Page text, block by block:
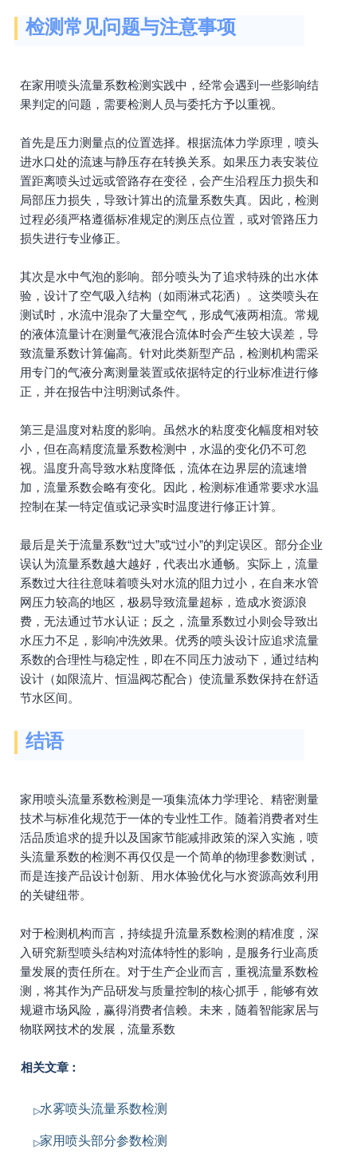
检测常见问题与注意事项
在家用喷头流量系数检测实践中，经常会遇到一些影响结
果判定的问题，需要检测人员与委托方予以重视。
首先是压力测量点的位置选择。根据流体力学原理，喷头
进水口处的流速与静压存在转换关系。如果压力表安装位
置距离喷头过远或管路存在变径，会产生沿程压力损失和
局部压力损失，导致计算出的流量系数失真。因此，检测
过程必须严格遵循标准规定的测压点位置，或对管路压力
损失进行专业修正。
其次是水中气泡的影响。部分喷头为了追求特殊的出水体
验，设计了空气吸入结构（如雨淋式花洒）。这类喷头在
测试时，水流中混杂了大量空气，形成气液两相流。常规
的液体流量计在测量气液混合流体时会产生较大误差，导
致流量系数计算偏高。针对此类新型产品，检测机构需采
用专门的气液分离测量装置或依据特定的行业标准进行修
正，并在报告中注明测试条件。
第三是温度对粘度的影响。虽然水的粘度变化幅度相对较
小，但在高精度流量系数检测中，水温的变化仍不可忽
视。温度升高导致水粘度降低，流体在边界层的流速增
加，流量系数会略有变化。因此，检测标准通常要求水温
控制在某一特定值或记录实时温度进行修正计算。
最后是关于流量系数“过大”或“过小”的判定误区。部分企业
误认为流量系数越大越好，代表出水通畅。实际上，流量
系数过大往往意味着喷头对水流的阻力过小，在自来水管
网压力较高的地区，极易导致流量超标，造成水资源浪
费，无法通过节水认证；反之，流量系数过小则会导致出
水压力不足，影响冲洗效果。优秀的喷头设计应追求流量
系数的合理性与稳定性，即在不同压力波动下，通过结构
设计（如限流片、恒温阀芯配合）使流量系数保持在舒适
节水区间。
结语
家用喷头流量系数检测是一项集流体力学理论、精密测量
技术与标准化规范于一体的专业性工作。随着消费者对生
活品质追求的提升以及国家节能减排政策的深入实施，喷
头流量系数的检测不再仅仅是一个简单的物理参数测试，
而是连接产品设计创新、用水体验优化与水资源高效利用
的关键纽带。
对于检测机构而言，持续提升流量系数检测的精准度，深
入研究新型喷头结构对流体特性的影响，是服务行业高质
量发展的责任所在。对于生产企业而言，重视流量系数检
测，将其作为产品研发与质量控制的核心抓手，能够有效
规避市场风险，赢得消费者信赖。未来，随着智能家居与
物联网技术的发展，流量系数
相关文章：
水雾喷头流量系数检测
家用喷头部分参数检测